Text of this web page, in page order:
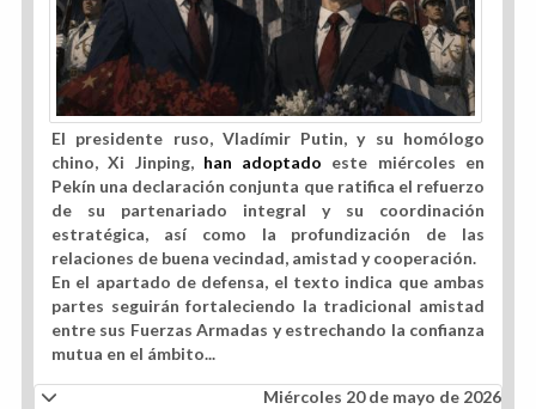
El presidente ruso, Vladímir Putin, y su homólogo
chino, Xi Jinping, han adoptado este miércoles en
Pekín una declaración conjunta que ratifica el refuerzo
de su partenariado integral y su coordinación
estratégica, así como la profundización de las
relaciones de buena vecindad, amistad y cooperación.
En el apartado de defensa, el texto indica que ambas
partes seguirán fortaleciendo la tradicional amistad
entre sus Fuerzas Armadas y estrechando la confianza
mutua en el ámbito...
Miércoles 20 de mayo de 2026